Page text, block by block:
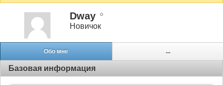
Dway
Новичок
Обо мне ...
Базовая информация